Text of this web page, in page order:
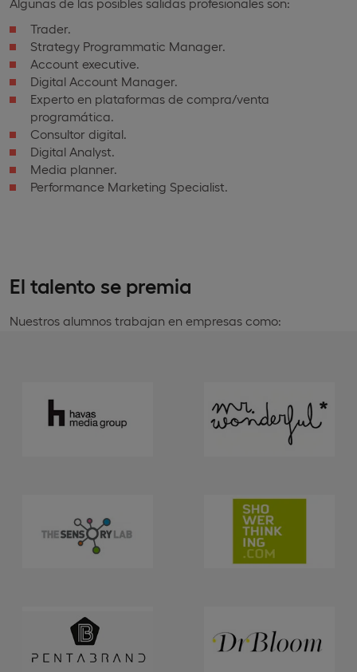
Trader.
Strategy Programmatic Manager.
Account executive.
Digital Account Manager.
Experto en plataformas de compra/venta
programática.
Consultor digital.
Digital Analyst.
Media planner.
Performance Marketing Specialist.
El talento se premia
Nuestros alumnos trabajan en empresas como: